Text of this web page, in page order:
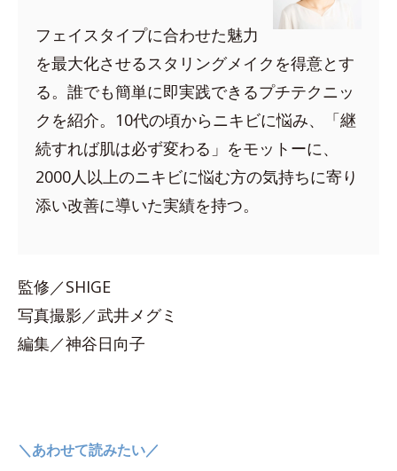
フェイスタイプに合わせた魅力
を最大化させるスタリングメイクを得意とす
る。誰でも簡単に即実践できるプチテクニッ
クを紹介。10代の頃からニキビに悩み、「継
続すれば肌は必ず変わる」をモットーに、
2000人以上のニキビに悩む方の気持ちに寄り
添い改善に導いた実績を持つ。
監修／SHIGE
写真撮影／武井メグミ
編集／神谷日向子
＼あわせて読みたい／